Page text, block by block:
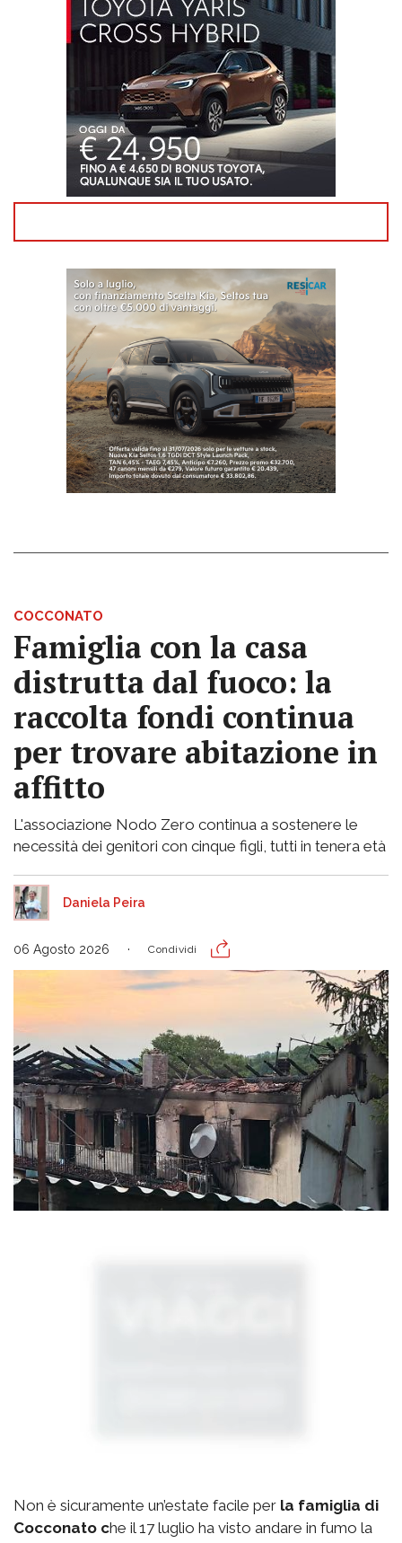
COCCONATO
Famiglia con la casa
distrutta dal fuoco: la
raccolta fondi continua
per trovare abitazione in
affitto
L'associazione Nodo Zero continua a sostenere le
necessità dei genitori con cinque figli, tutti in tenera età
Daniela Peira
06 Agosto 2026 Condividi
Non è sicuramente un’estate facile per la famiglia di
Cocconato che il 17 luglio ha visto andare in fumo la